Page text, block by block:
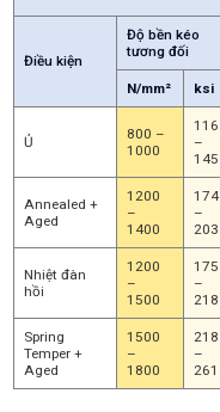
Điều kiện
Độ bền kéo
tương đối
N/mm² ksi
Ủ
800 –
1000
116
–
145
Annealed +
Aged
1200
–
1400
174
–
203
Nhiệt đàn
hồi
1200
–
1500
175
–
218
Spring
Temper +
Aged
1500
–
1800
218
–
261